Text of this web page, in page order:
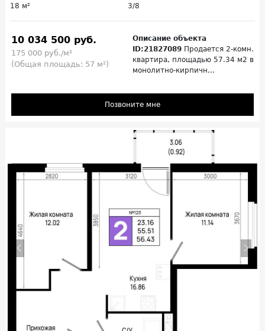
18 м²
3/8
10 034 500 руб.
175 000 руб./м²
(Общая площадь: 57 м²)
Описание объекта
ID:21827089 Продается 2-комн.
квартира, площадью 57.34 м2 в
монолитно-кирпичн...
Позвоните мне